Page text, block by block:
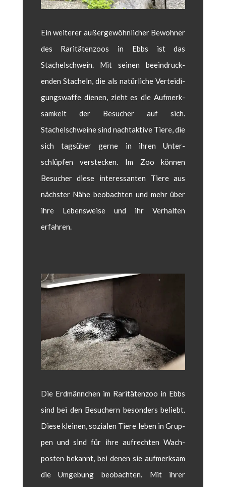
Ein weit­er­er außergewöhn­lich­er Bewohn­er
des Rar­itäten­zoos in Ebbs ist das
Stachelschwein. Mit seinen beein­druck­
enden Stacheln, die als natür­liche Vertei­di­
gungswaffe dienen, zieht es die Aufmerk­
samkeit der Besuch­er auf sich.
Stachelschweine sind nach­tak­tive Tiere, die
sich tagsüber gerne in ihren Unter­
schlüpfen ver­steck­en. Im Zoo kön­nen
Besuch­er diese inter­es­san­ten Tiere aus
näch­ster Nähe beobacht­en und mehr über
ihre Lebensweise und ihr Ver­hal­ten
erfahren.
Die Erd­män­nchen im Rar­itäten­zoo in Ebbs
sind bei den Besuch­ern beson­ders beliebt.
Diese kleinen, sozialen Tiere leben in Grup­
pen und sind für ihre aufrecht­en Wach­
posten bekan­nt, bei denen sie aufmerk­sam
die Umge­bung beobacht­en. Mit ihrer